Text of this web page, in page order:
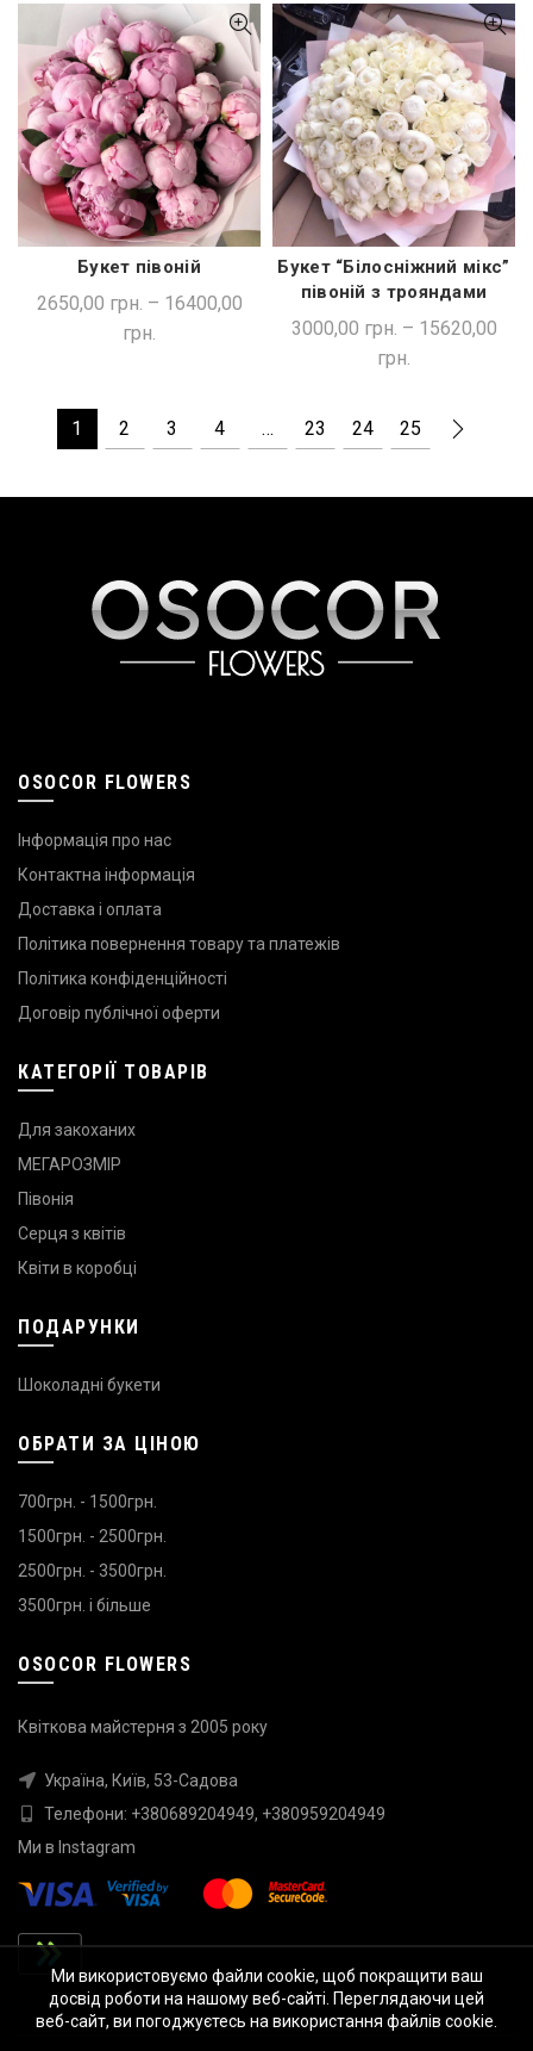
ШВИДКА ПОКУПКА
Букет півоній
2650,00 грн. – 16400,00
грн.
ШВИДКА ПОКУПКА
Букет “Білосніжний мікс”
півоній з трояндами
3000,00 грн. – 15620,00
грн.
1 2 3 4 … 23 24 25
OSOCOR FLOWERS
Інформація про нас
Контактна інформація
Доставка і оплата
Політика повернення товару та платежів
Політика конфіденційності
Договір публічної оферти
КАТЕГОРІЇ ТОВАРІВ
Для закоханих
МЕГАРОЗМІР
Півонія
Серця з квітів
Квіти в коробці
ПОДАРУНКИ
Шоколадні букети
ОБРАТИ ЗА ЦІНОЮ
700грн. - 1500грн.
1500грн. - 2500грн.
2500грн. - 3500грн.
3500грн. і більше
OSOCOR FLOWERS
Квіткова майстерня з 2005 року
Україна, Київ, 53-Садова
Телефони: +380689204949, +380959204949
Ми в Instagram
Ми використовуємо файли cookie, щоб покращити ваш
досвід роботи на нашому веб-сайті. Переглядаючи цей
веб-сайт, ви погоджуєтесь на використання файлів cookie.